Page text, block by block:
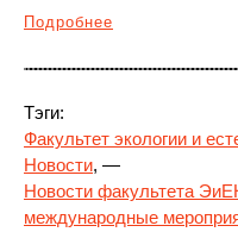
Подробнее
Тэги:
Факультет экологии и
Новости, —
Новости факультета
международные